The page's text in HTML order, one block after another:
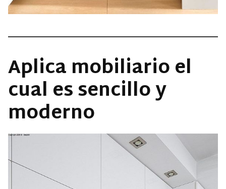
Aplica mobiliario el
cual es sencillo y
moderno